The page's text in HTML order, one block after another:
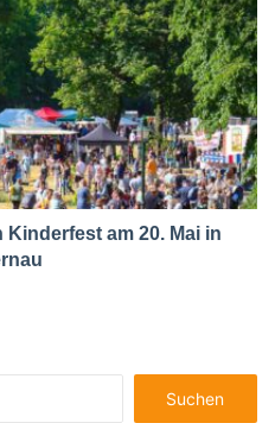
am 20. Mai in
nach: